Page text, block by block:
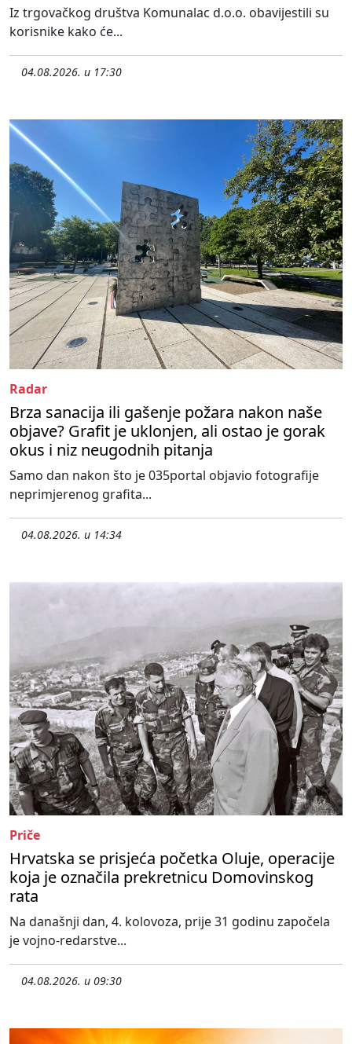
Iz trgovačkog društva Komunalac d.o.o. obavijestili su
korisnike kako će...
04.08.2026. u 17:30
Radar
Brza sanacija ili gašenje požara nakon naše
objave? Grafit je uklonjen, ali ostao je gorak
okus i niz neugodnih pitanja
Samo dan nakon što je 035portal objavio fotografije
neprimjerenog grafita...
04.08.2026. u 14:34
Priče
Hrvatska se prisjeća početka Oluje, operacije
koja je označila prekretnicu Domovinskog
rata
Na današnji dan, 4. kolovoza, prije 31 godinu započela
je vojno-redarstve...
04.08.2026. u 09:30